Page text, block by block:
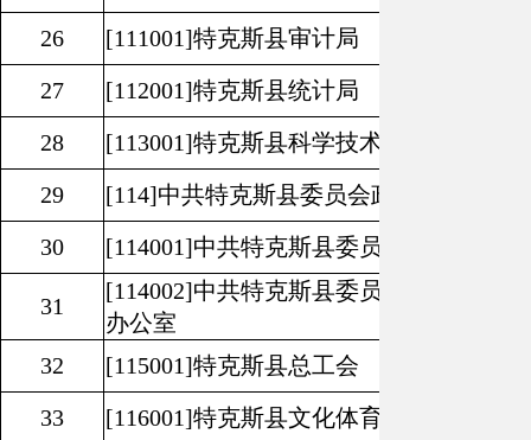
26
[111001]特克斯县审计局
27
[112001]特克斯县统计局
28
[113001]特克斯县科学技术局
29
[114]中共特克斯县委员会政法委员会
30
[114001]中共特克斯县委员会政法委员会
31
[114002]中共特克斯县委员会网络安全
办公室
32
[115001]特克斯县总工会
33
[116001]特克斯县文化体育广播电视和旅